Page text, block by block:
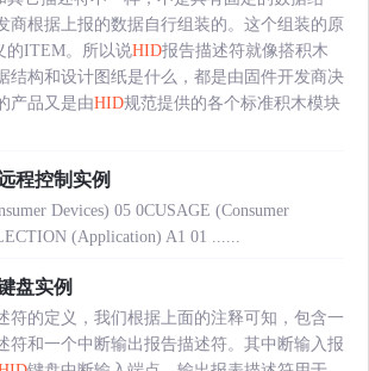
商根据上报的数据自行组装的。这个组装的原
的ITEM。所以说HID报告描述符就像搭积木
结构和设计图纸是什么，都是由固件开发商决
产品又是由HID规范提供的各个标准积木模块
程控制实例
Devices) 05 0CUSAGE (Consumer
(Application) A1 01 ......
盘实例
符的定义，我们根据上面的注释可知，包含一
符和一个中断输出报告描述符。其中断输入报